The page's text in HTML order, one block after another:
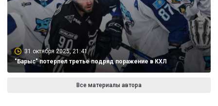
31 октября 2025, 21:41
"Барыс" потерпел третье подряд поражение в КХЛ
Все материалы автора